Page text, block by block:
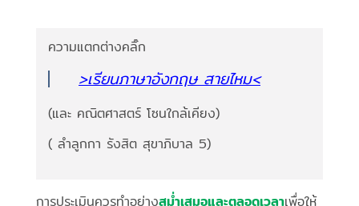
ความแตกต่างคลิ๊ก
>เรียนภาษาอังกฤษ สายไหม<
(และ คณิตศาสตร์ โซนใกล้เคียง)
( ลำลูกกา รังสิต สุขาภิบาล 5)
การประเมินควรทำอย่างสม่ำเสมอและตลอดเวลาเพื่อให้